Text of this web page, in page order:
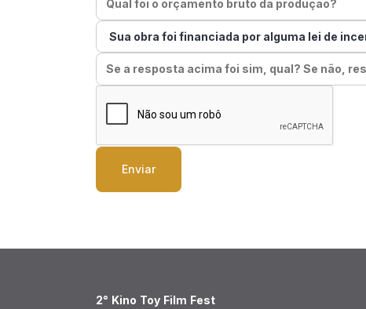
Sua obra foi financiada por alguma lei de
Se a resposta acima foi sim, qual? Se não,
Enviar
2° Kino Toy Film Fest